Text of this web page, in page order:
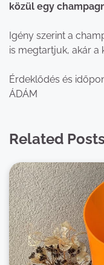
közül egy
Igény szerint a
is megtartjuk, akár a
Érdeklődés és
ÁDÁM
Related Posts